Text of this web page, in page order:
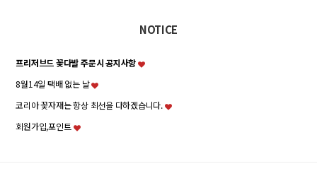
NOTICE
프리저브드 꽃다발 주문시 공지사항
8월14일 택배 없는 날
코리아 꽃자재는 항상 최선을 다하겠습니다.
회원가입,포인트